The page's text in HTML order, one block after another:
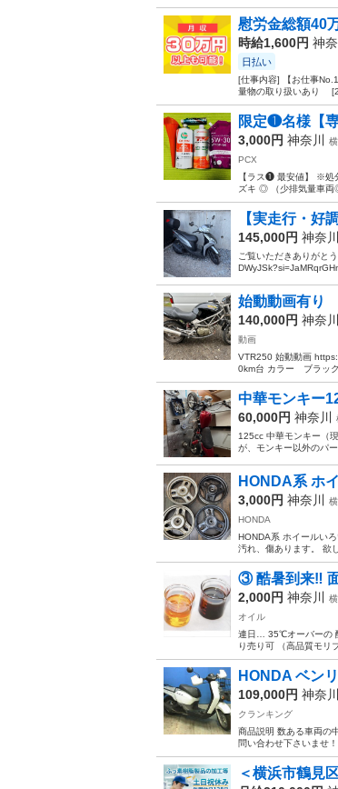
慰労金総額40
時給1,600円 神
日払い
[仕事内容] 【お仕事
量物の取り扱いあり
限定❶名様【
3,000円 神奈川
PCX
【ラス❶ 最安値】 ※処
ズキ ◎ （少排気量車
【実走行・好
145,000円 神奈川
ご覧いただきありがと
始動動画有
140,000円 神奈川
動画
VTR250 始動動画
0km台 カラー ブラッ
中華モンキー
60,000円 神奈川
125cc 中華モンキー（
が、モンキー以外のパ
HONDA系 ホ
3,000円 神奈川
HONDA
HONDA系 ホイールい
汚れ、傷あります。 欲
③ 酷暑到来‼️
2,000円 神奈川
オイル
連日… 35℃オーバーの
り売り可 （高品質モリ
HONDA ベン
109,000円 神奈川
クランキング
商品説明 数ある車両の
問い合わせ下さいませ
＜横浜市鶴見